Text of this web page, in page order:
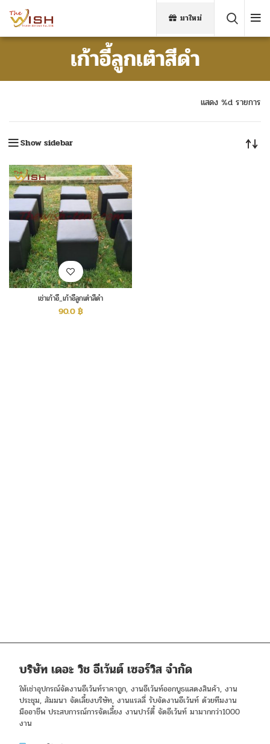
มาใหม่
เก้าอี้ลูกเต๋าสีดำ
แสดง %d รายการ
Show sidebar
เช่าเก้าอี้_เก้าอี้ลูกเต๋าสีดำ
90.0฿
บริษัท เดอะ วิช อีเว้นต์ เซอร์วิส จำกัด
ให้เช่าอุปกรณ์จัดงานอีเว้นท์ราคาถูก, งานอีเว้นท์ออกบูธแสดงสินค้า, งาน
ประชุม, สัมมนา จัดเลี้ยงบริษัท, งานแรลลี่ รับจัดงานอีเว้นท์ ด้วยทีมงาน
มืออาชีพ ประสบการณ์การจัดเลี้ยง งานปาร์ตี้ จัดอีเว้นท์ มามากกว่า1000
งาน